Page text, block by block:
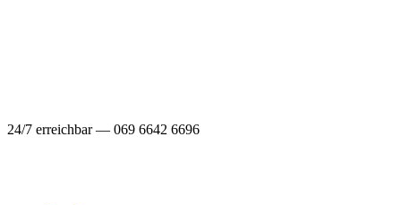
24/7 erreichbar — 069 6642 6696